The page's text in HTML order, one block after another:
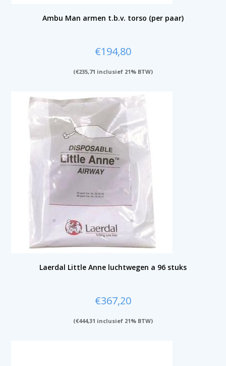
Ambu Man armen t.b.v. torso (per paar)
€194,80
(€235,71 inclusief 21% BTW)
Laerdal Little Anne luchtwegen a 96 stuks
€367,20
(€444,31 inclusief 21% BTW)